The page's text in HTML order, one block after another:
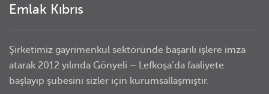
Emlak Kıbrıs
Şirketimiz gayrimenkul sektöründe başarılı işlere imza
atarak 2012 yılında Gönyeli – Lefkoşa’da faaliyete
başlayıp şubesini sizler için kurumsallaşmıştır.